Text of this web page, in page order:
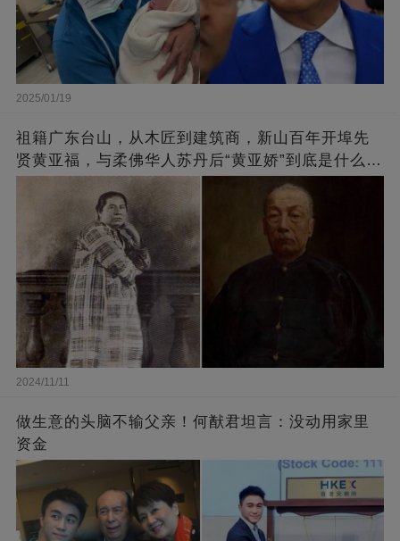
2025/01/19
祖籍广东台山，从木匠到建筑商，新山百年开埠先
贤黄亚福，与柔佛华人苏丹后“黄亚娇”到底是什么关
2024/11/11
做生意的头脑不输父亲！何猷君坦言：没动用家里
资金